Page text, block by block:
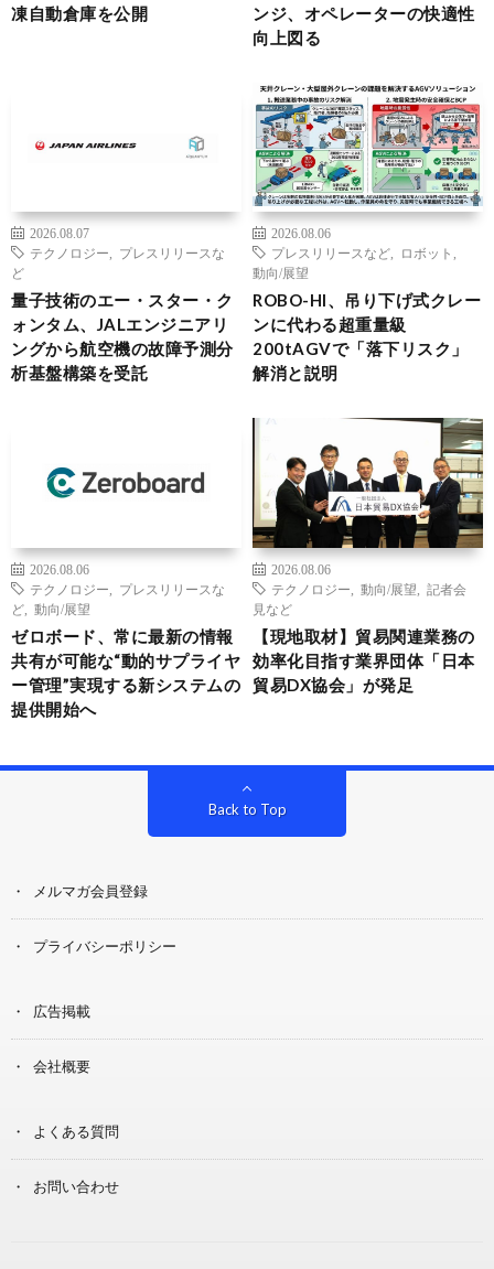
凍自動倉庫を公開
ンジ、オペレーターの快適性
向上図る
2026.08.07
テクノロジー
プレスリリースな
ど
量子技術のエー・スター・ク
ォンタム、JALエンジニアリ
ングから航空機の故障予測分
析基盤構築を受託
2026.08.06
プレスリリースなど
ロボット
動向/展望
ROBO-HI、吊り下げ式クレー
ンに代わる超重量級
200tAGVで「落下リスク」
解消と説明
2026.08.06
テクノロジー
プレスリリースな
ど
動向/展望
ゼロボード、常に最新の情報
共有が可能な“動的サプライヤ
ー管理”実現する新システムの
提供開始へ
2026.08.06
テクノロジー
動向/展望
記者会
見など
【現地取材】貿易関連業務の
効率化目指す業界団体「日本
貿易DX協会」が発足
Back to Top
メルマガ会員登録
プライバシーポリシー
広告掲載
会社概要
よくある質問
お問い合わせ